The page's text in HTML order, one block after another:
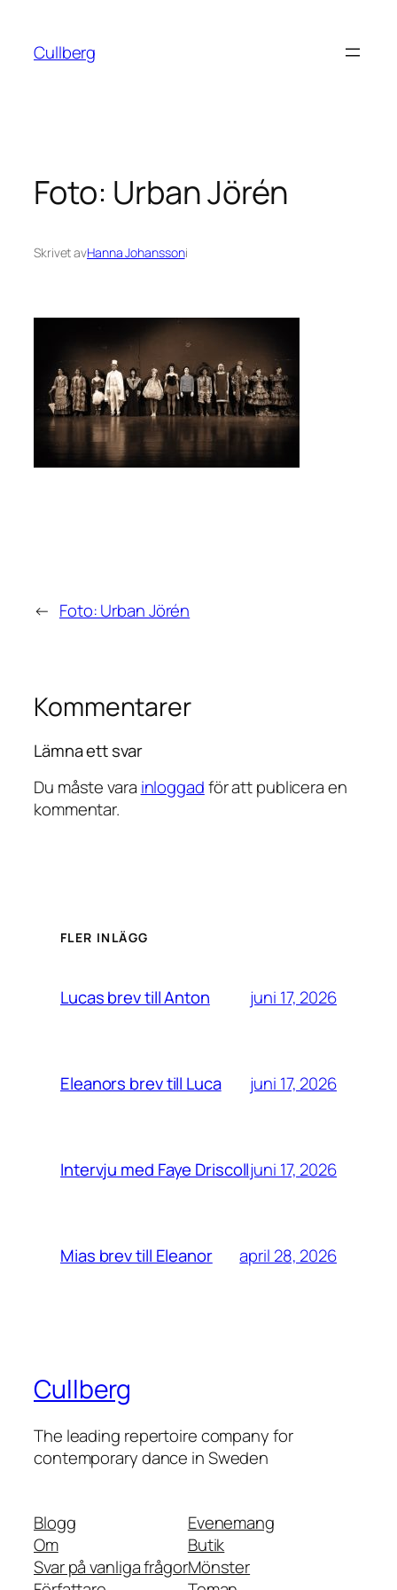
innehåll
Cullberg
Foto: Urban Jörén
Skrivet avHanna Johanssoni
← Foto: Urban Jörén
Kommentarer
Lämna ett svar
Du måste vara inloggadför att publicera en
kommentar.
FLER INLÄGG
Lucas brev till Anton juni 17, 2026
Eleanors brev till Luca juni 17, 2026
Intervju med Faye Driscolljuni 17, 2026
Mias brev till Eleanor april 28, 2026
Cullberg
The leading repertoire company for
contemporary dance in Sweden
Blogg
Om
Svar på vanliga frågor
Evenemang
Butik
Mönster